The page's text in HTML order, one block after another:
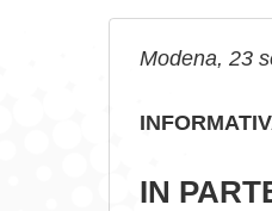
Modena, 23
IN